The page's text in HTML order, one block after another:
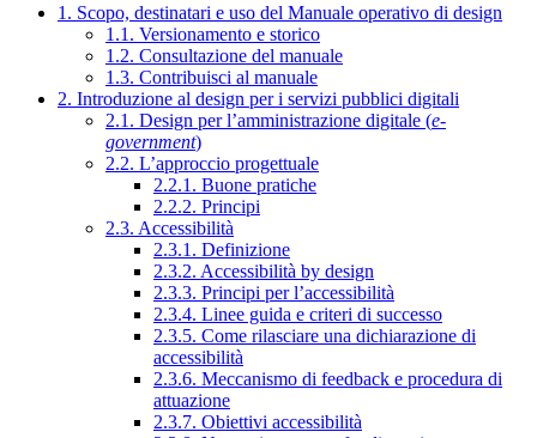
1. Scopo, destinatari e uso del Manuale operativo di design
1.1. Versionamento e storico
1.2. Consultazione del manuale
1.3. Contribuisci al manuale
2. Introduzione al design per i servizi pubblici digitali
2.1. Design per l’amministrazione digitale (e-
government)
2.2. L’approccio progettuale
2.2.1. Buone pratiche
2.2.2. Principi
2.3. Accessibilità
2.3.1. Definizione
2.3.2. Accessibilità by design
2.3.3. Principi per l’accessibilità
2.3.4. Linee guida e criteri di successo
2.3.5. Come rilasciare una dichiarazione di
accessibilità
2.3.6. Meccanismo di feedback e procedura di
attuazione
2.3.7. Obiettivi accessibilità